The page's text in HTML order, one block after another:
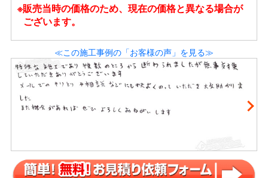
※販売当時の価格のため、現在の価格と異なる場合が
ございます。
≪この施工事例の「お客様の声」を見る≫